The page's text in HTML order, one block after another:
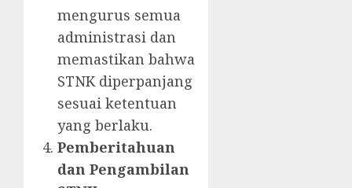
mengurus semua
administrasi dan
memastikan bahwa
STNK diperpanjang
sesuai ketentuan
yang berlaku.
Pemberitahuan
dan Pengambilan